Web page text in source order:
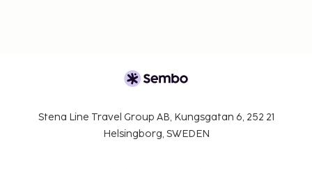
Stena Line Travel Group AB, Kungsgatan 6, 252 21
Helsingborg, SWEDEN